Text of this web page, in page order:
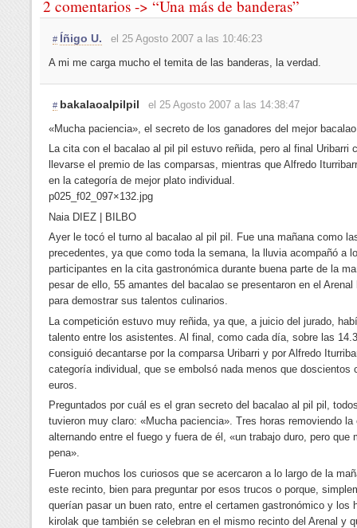
2 comentarios -> “Una más de banderas”
# Íñigo U.
el 25 Agosto 2007 a las 10:46:23
A mi me carga mucho el temita de las banderas, la verdad.
# bakalaoalpilpil
el 25 Agosto 2007 a las 14:38:47
«Mucha paciencia», el secreto de los ganadores del mejor
La cita con el bacalao al pil pil estuvo reñida, pero al final Uribarri
llevarse el premio de las comparsas, mientras que Alfredo
en la categoría de mejor plato individual.
p025_f02_097×132.jpg
Naia DIEZ | BILBO
Ayer le tocó el turno al bacalao al pil pil. Fue una mañana como
precedentes, ya que como toda la semana, la lluvia acompañó a
participantes en la cita gastronómica durante buena parte de la
pesar de ello, 55 amantes del bacalao se presentaron en el Arenal
para demostrar sus talentos culinarios.
La competición estuvo muy reñida, ya que, a juicio del jurado,
talento entre los asistentes. Al final, como cada día, sobre las
consiguió decantarse por la comparsa Uribarri y por Alfredo
categoría individual, que se embolsó nada menos que doscientos
euros.
Preguntados por cuál es el gran secreto del bacalao al pil pil,
tuvieron muy claro: «Mucha paciencia». Tres horas removiendo la
alternando entre el fuego y fuera de él, «un trabajo duro, pero que
pena».
Fueron muchos los curiosos que se acercaron a lo largo de la
este recinto, bien para preguntar por esos trucos o porque,
querían pasar un buen rato, entre el certamen gastronómico y los
kirolak que también se celebran en el mismo recinto del Arenal y